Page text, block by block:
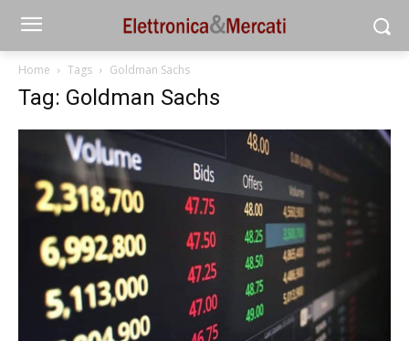
Home Tags Goldman Sachs
Tag: Goldman Sachs